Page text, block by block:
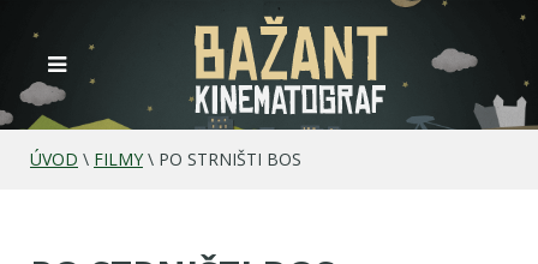
ÚVOD \ FILMY \ PO STRNIŠTI BOS